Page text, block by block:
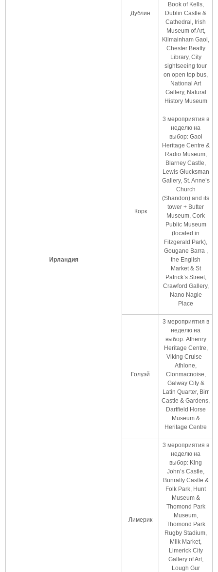
Ирландия
Дублин
Book of Kells,
Dublin Castle &
Cathedral, Irish
Museum of Art,
Kilmainham Gaol,
Chester Beatty
Library, City
sightseeing tour
on open top bus,
National Art
Gallery, Natural
History Museum
Корк
3 мероприятия в
неделю на
выбор: Gaol
Heritage Centre &
Radio Museum,
Blarney Castle,
Lewis Glucksman
Gallery, St. Anne’s
Church
(Shandon) and its
tower + Butter
Museum, Cork
Public Museum
(located in
Fitzgerald Park),
Gougane Barra ,
the English
Market & St
Patrick’s Street,
Crawford Gallery,
Nano Nagle
Place
Голуэй
3 мероприятия в
неделю на
выбор: Athenry
Heritage Centre,
Viking Cruise -
Athlone,
Clonmacnoise,
Galway City &
Latin Quarter, Birr
Castle & Gardens,
Dartfield Horse
Museum &
Heritage Centre
Лимерик
3 мероприятия в
неделю на
выбор: King
John’s Castle,
Bunratty Castle &
Folk Park, Hunt
Museum &
Thomond Park
Museum,
Thomond Park
Rugby Stadium,
Milk Market,
Limerick City
Gallery of Art,
Lough Gur